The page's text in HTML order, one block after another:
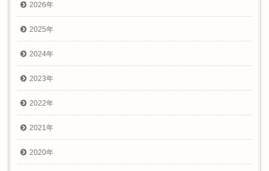
2026年
2025年
2024年
2023年
2022年
2021年
2020年